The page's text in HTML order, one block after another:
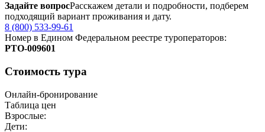
Задайте вопросРасскажем детали и подробности, подберем
подходящий вариант проживания и дату.
8 (800) 533-99-61
Номер в Едином Федеральном реестре туроператоров:
РTO‑009601
Стоимость тура
Онлайн-бронирование
Таблица цен
Взрослые:
Дети: